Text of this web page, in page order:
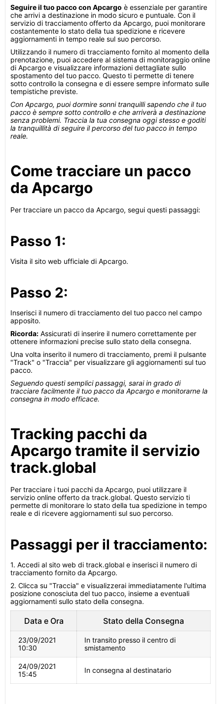
Seguire il tuo pacco con Apcargo è essenziale per garantire
che arrivi a destinazione in modo sicuro e puntuale. Con il
servizio di tracciamento offerto da Apcargo, puoi monitorare
costantemente lo stato della tua spedizione e ricevere
aggiornamenti in tempo reale sul suo percorso.
Utilizzando il numero di tracciamento fornito al momento della
prenotazione, puoi accedere al sistema di monitoraggio online
di Apcargo e visualizzare informazioni dettagliate sullo
spostamento del tuo pacco. Questo ti permette di tenere
sotto controllo la consegna e di essere sempre informato sulle
tempistiche previste.
Con Apcargo, puoi dormire sonni tranquilli sapendo che il tuo
pacco è sempre sotto controllo e che arriverà a destinazione
senza problemi. Traccia la tua consegna oggi stesso e goditi
la tranquillità di seguire il percorso del tuo pacco in tempo
reale.
Come tracciare un pacco
da Apcargo
Per tracciare un pacco da Apcargo, segui questi passaggi:
Passo 1:
Visita il sito web ufficiale di Apcargo.
Passo 2:
Inserisci il numero di tracciamento del tuo pacco nel campo
apposito.
Ricorda: Assicurati di inserire il numero correttamente per
ottenere informazioni precise sullo stato della consegna.
Una volta inserito il numero di tracciamento, premi il pulsante
"Track" o "Traccia" per visualizzare gli aggiornamenti sul tuo
pacco.
Seguendo questi semplici passaggi, sarai in grado di
tracciare facilmente il tuo pacco da Apcargo e monitorarne la
consegna in modo efficace.
Tracking pacchi da
Apcargo tramite il servizio
track.global
Per tracciare i tuoi pacchi da Apcargo, puoi utilizzare il
servizio online offerto da track.global. Questo servizio ti
permette di monitorare lo stato della tua spedizione in tempo
reale e di ricevere aggiornamenti sul suo percorso.
Passaggi per il tracciamento:
1. Accedi al sito web di track.global e inserisci il numero di
tracciamento fornito da Apcargo.
2. Clicca su "Traccia" e visualizzerai immediatamente l'ultima
posizione conosciuta del tuo pacco, insieme a eventuali
aggiornamenti sullo stato della consegna.
Data e Ora Stato della Consegna
23/09/2021
10:30
In transito presso il centro di
smistamento
24/09/2021
15:45
In consegna al destinatario